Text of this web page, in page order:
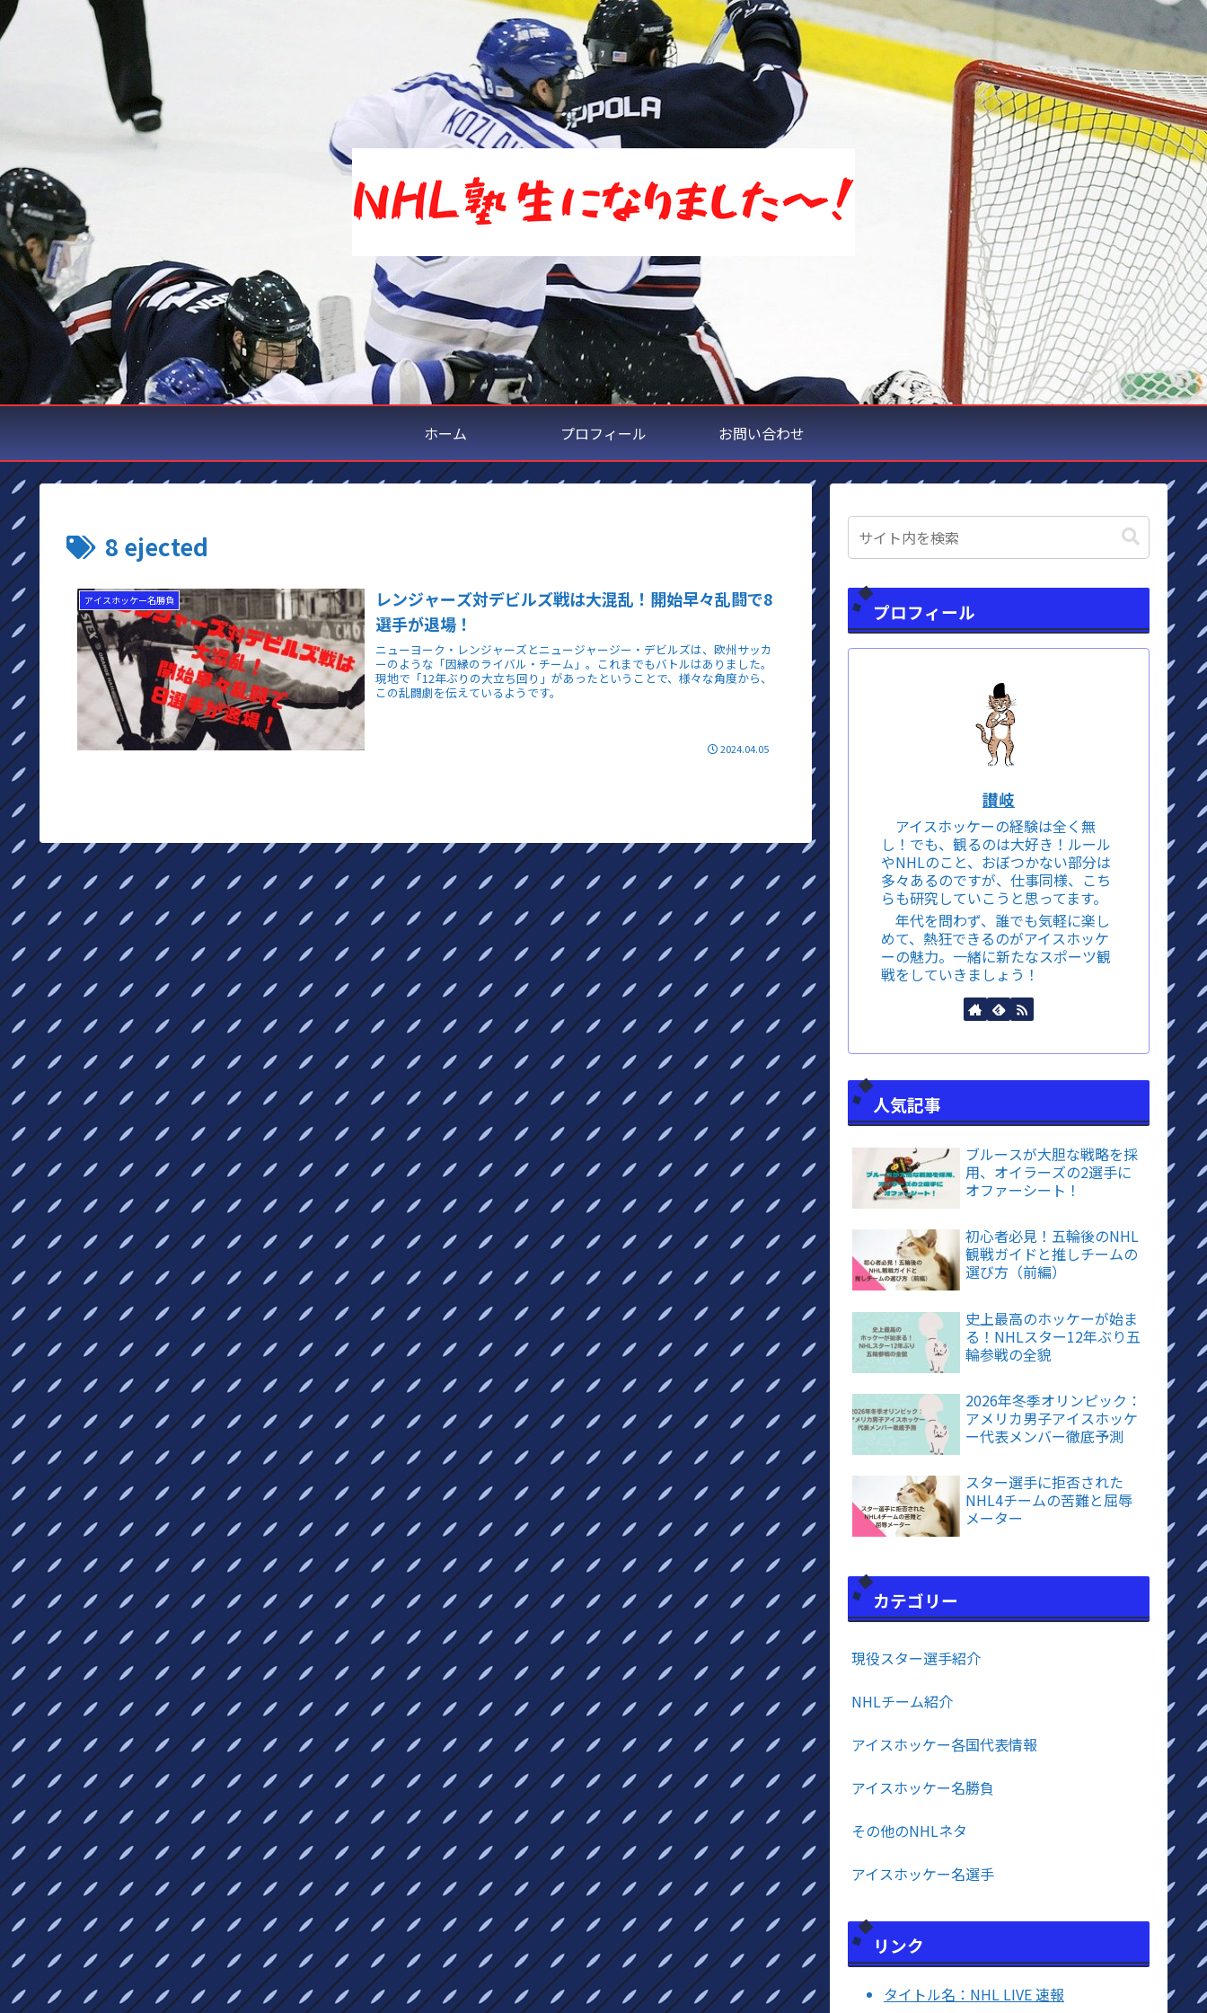
ホーム プロフィール お問い合わせ
8 ejected
アイスホッケー名勝負
レンジャーズ対デビルズ戦は大混乱！開始早々乱闘で8
選手が退場！
ニューヨーク・レンジャーズとニュージャージー・デビルズは、欧州サッカ
ーのような「因縁のライバル・チーム」。これまでもバトルはありました。
現地で「12年ぶりの大立ち回り」があったということで、様々な角度から、
この乱闘劇を伝えているようです。
2024.04.05
プロフィール
讃岐
アイスホッケーの経験は全く無
し！でも、観るのは大好き！ルール
やNHLのこと、おぼつかない部分は
多々あるのですが、仕事同様、こち
らも研究していこうと思ってます。
年代を問わず、誰でも気軽に楽し
めて、熱狂できるのがアイスホッケ
ーの魅力。一緒に新たなスポーツ観
戦をしていきましょう！
人気記事
ブルースが大胆な戦略を採
用、オイラーズの2選手に
オファーシート！
初心者必見！五輪後のNHL
観戦ガイドと推しチームの
選び方（前編）
史上最高のホッケーが始ま
る！NHLスター12年ぶり五
輪参戦の全貌
2026年冬季オリンピック：
アメリカ男子アイスホッケ
ー代表メンバー徹底予測
スター選手に拒否された
NHL4チームの苦難と屈辱
メーター
カテゴリー
現役スター選手紹介
NHLチーム紹介
アイスホッケー各国代表情報
アイスホッケー名勝負
その他のNHLネタ
アイスホッケー名選手
リンク
タイトル名：NHL LIVE 速報